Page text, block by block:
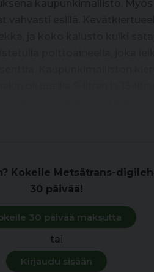
Kokeile Metsätrans-
30 päivää!
30 päivää maksutta
tai
Kirjaudu sisään